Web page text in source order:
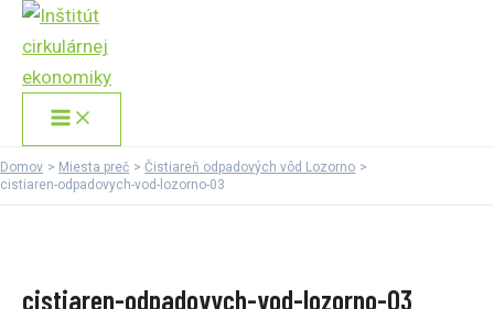
Preskočiť
obsah
Main
Menu
Domov Miesta preč
Čistiareň odpadových vôd Lozorno
cistiaren-odpadovych-vod-lozorno-03
cistiaren-odpadovych-vod-lozorno-03